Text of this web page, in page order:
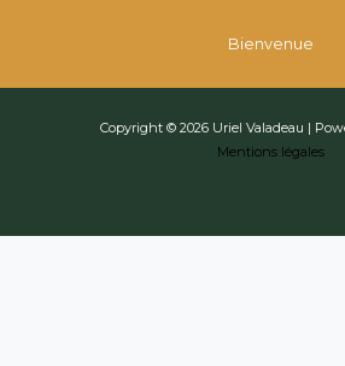
Bienvenue
Copyright © 2026 Uriel Valadeau |
Mentions légales